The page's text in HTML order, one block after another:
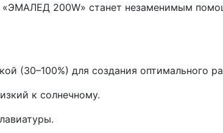
«ЭМАЛЕД 200W» станет незаменимым
(30–100%) для создания оптимального
к солнечному.